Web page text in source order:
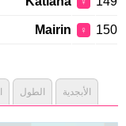
150
♀
Mairin
الأبجدية الطول